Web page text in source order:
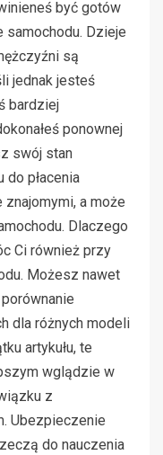
być gotów
samochodu. Dzieje
są
jednak jesteś
bardziej
ponownej
swój stan
płacenia
znajomymi, a może
Dlaczego
Ci również przy
Możesz nawet
dla różnych modeli
artykułu, te
wglądzie w
z
Ubezpieczenie
do nauczenia